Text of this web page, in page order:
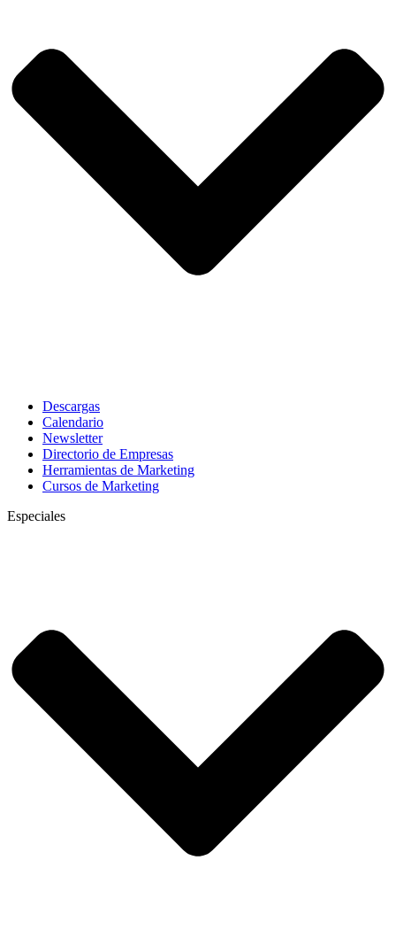
Descargas
Calendario
Newsletter
Directorio de Empresas
Herramientas de Marketing
Cursos de Marketing
Especiales